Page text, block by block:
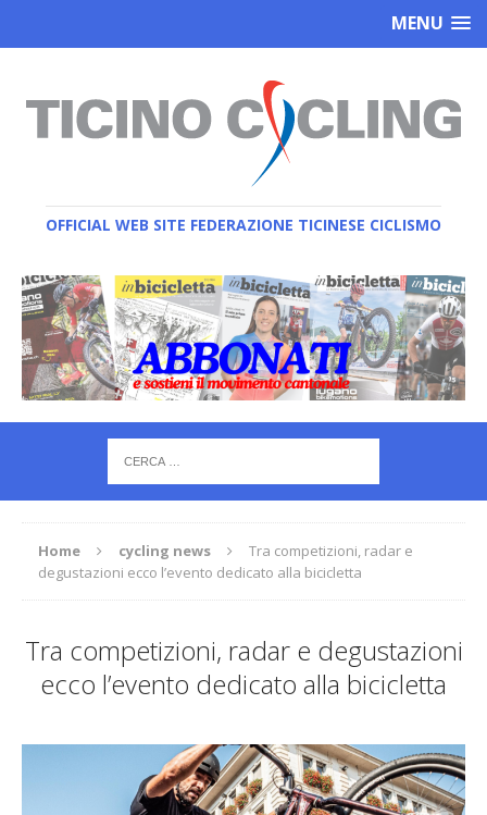
MENU
OFFICIAL WEB SITE FEDERAZIONE TICINESE CICLISMO
Home cycling news
Tra competizioni, radar e
degustazioni ecco l’evento dedicato alla bicicletta
Tra competizioni, radar e degustazioni
ecco l’evento dedicato alla bicicletta